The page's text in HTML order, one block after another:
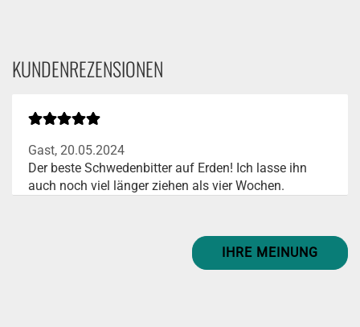
KUNDENREZENSIONEN
Gast, 20.05.2024
Der beste Schwedenbitter auf Erden! Ich lasse ihn
auch noch viel länger ziehen als vier Wochen.
IHRE MEINUNG